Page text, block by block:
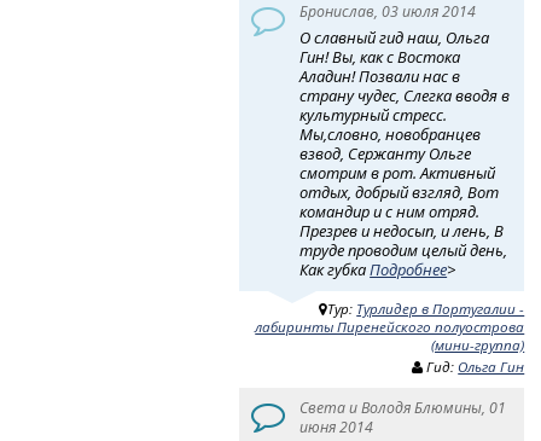
Бронислав, 03 июля 2014
О славный гид наш, Ольга
Гин! Вы, как с Востока
Аладин! Позвали нас в
страну чудес, Слегка вводя в
культурный стресс.
Мы,словно, новобранцев
взвод, Сержанту Ольге
смотрим в рот. Активный
отдых, добрый взгляд, Вот
командир и с ним отряд.
Презрев и недосып, и лень, В
труде проводим целый день,
Как губкаПодробнее>
Тур: Турлидер в Португалии -
лабиринты Пиренейского полуострова
(мини-группа)
Гид: Ольга Гин
Света и Володя Блюмины, 01
июня 2014